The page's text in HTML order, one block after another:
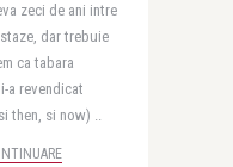
zeci de ani intre
dar trebuie
ca tabara
a revendicat
then, si now) ..